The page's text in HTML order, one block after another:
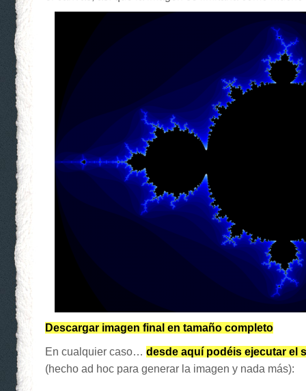
Descargar imagen final en tamaño completo
En cualquier caso… desde aquí podéis ejecutar el
(hecho ad hoc para generar la imagen y nada más):